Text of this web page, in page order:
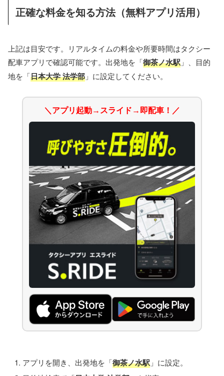
正確な料金を知る方法（無料アプリ活用）
上記は目安です。リアルタイムの料金や所要時間はタクシー
配車アプリで確認可能です。出発地を「御茶ノ水駅 」、目的
地を「日本大学 法学部 」に設定してください。
＼アプリ起動→スライド→即配車！／
アプリを開き、出発地を「御茶ノ水駅 」に設定。